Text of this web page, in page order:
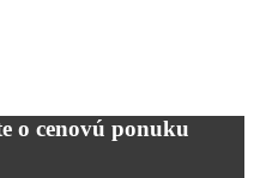
o cenovú ponuku